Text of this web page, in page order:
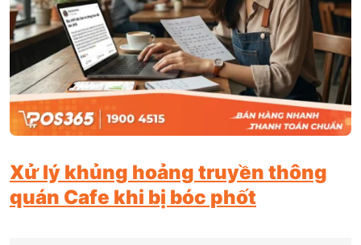
Xử lý khủng hoảng truyền thông
quán Cafe khi bị bóc phốt